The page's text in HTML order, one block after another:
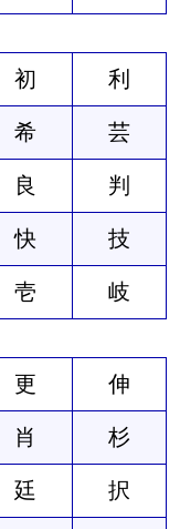
初 利
希 芸
良 判
快 技
壱 岐
更 伸
肖 杉
廷 択